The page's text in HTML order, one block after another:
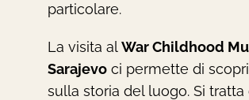
particolare.
La visita alWar Childhood
Sarajevoci permette di
sulla storia del luogo. Si tratta